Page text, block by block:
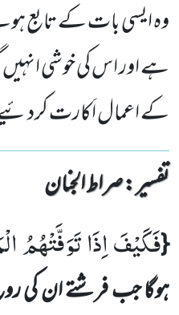
وہ ایسی بات کے تابع
ہے اور اس کی خوشی
کے اعمال اَکارت
تفسیر : ‎صراط الجنان
{فَكَیْفَ اِذَا تَوَفَّتْهُمُ
ہوگا جب فرشتے ان